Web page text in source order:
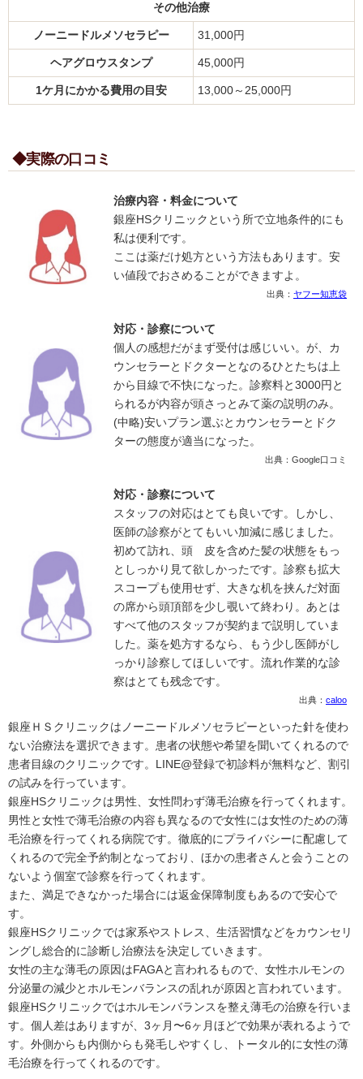
その他治療
ノーニードルメソセラピー 31,000円
ヘアグロウスタンプ 45,000円
1ケ月にかかる費用の目安 13,000～25,000円
◆実際の口コミ
治療内容・料金について
銀座HSクリニックという所で立地条件的にも
私は便利です。
ここは薬だけ処方という方法もあります。安
い値段でおさめることができますよ。
出典： ヤフー知恵袋
対応・診察について
個人の感想だがまず受付は感じいい。が、カ
ウンセラーとドクターとなのるひとたちは上
から目線で不快になった。診察料と3000円と
られるが内容が頭さっとみて薬の説明のみ。
(中略)安いプラン選ぶとカウンセラーとドク
ターの態度が適当になった。
出典：Google口コミ
対応・診察について
スタッフの対応はとても良いです。しかし、
医師の診察がとてもいい加減に感じました。
初めて訪れ、頭 皮を含めた髪の状態をもっ
としっかり見て欲しかったです。診察も拡大
スコープも使用せず、大きな机を挟んだ対面
の席から頭頂部を少し覗いて終わり。あとは
すべて他のスタッフが契約まで説明していま
した。薬を処方するなら、もう少し医師がし
っかり診察してほしいです。流れ作業的な診
察はとても残念です。
出典： caloo
銀座ＨＳクリニックはノーニードルメソセラピーといった針を使わ
ない治療法を選択できます。患者の状態や希望を聞いてくれるので
患者目線のクリニックです。LINE@登録で初診料が無料など、割引
の試みを行っています。
銀座HSクリニックは男性、女性問わず薄毛治療を行ってくれます。
男性と女性で薄毛治療の内容も異なるので女性には女性のための薄
毛治療を行ってくれる病院です。徹底的にプライバシーに配慮して
くれるので完全予約制となっており、ほかの患者さんと会うことの
ないよう個室で診察を行ってくれます。
また、満足できなかった場合には返金保障制度もあるので安心で
す。
銀座HSクリニックでは家系やストレス、生活習慣などをカウンセリ
ングし総合的に診断し治療法を決定していきます。
女性の主な薄毛の原因はFAGAと言われるもので、女性ホルモンの
分泌量の減少とホルモンバランスの乱れが原因と言われています。
銀座HSクリニックではホルモンバランスを整え薄毛の治療を行いま
す。個人差はありますが、3ヶ月〜6ヶ月ほどで効果が表れるようで
す。外側からも内側からも発毛しやすくし、トータル的に女性の薄
毛治療を行ってくれるのです。